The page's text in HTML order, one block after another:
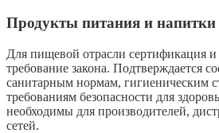
Продукты питания и напитки
Для пищевой отрасли сертификация
требование закона. Подтверждается
санитарным нормам, гигиеническим
требованиям безопасности для
необходимы для производителей,
сетей.